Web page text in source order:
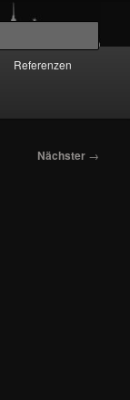
Referenzen
Nächster →